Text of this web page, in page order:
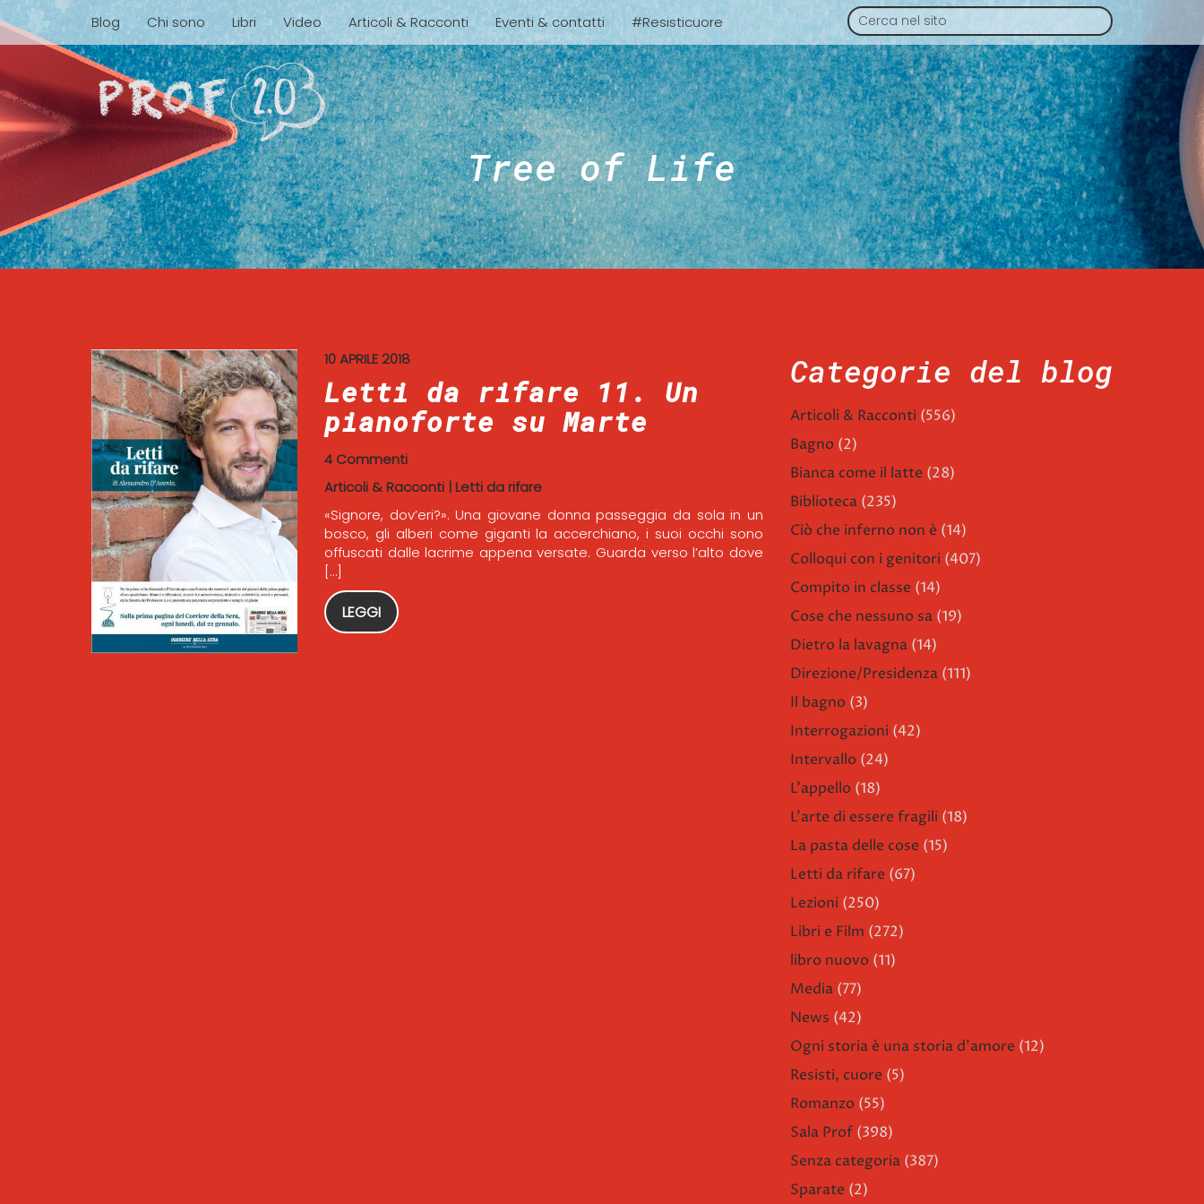
Blog Chi sono Libri Video Articoli & Racconti Eventi & contatti #Resisticuore
Tree of Life
10 APRILE 2018
Letti da rifare 11. Un
pianoforte su Marte
4 Commenti
Articoli & Racconti| Letti da rifare
«Signore, dov’eri?». Una giovane donna passeggia da sola in un
bosco, gli alberi come giganti la accerchiano, i suoi occhi sono
offuscati dalle lacrime appena versate. Guarda verso l’alto dove
[…]
LEGGI
Categorie del blog
Articoli & Racconti (556)
Bagno (2)
Bianca come il latte (28)
Biblioteca (235)
Ciò che inferno non è (14)
Colloqui con i genitori (407)
Compito in classe (14)
Cose che nessuno sa (19)
Dietro la lavagna (14)
Direzione/Presidenza (111)
Il bagno (3)
Interrogazioni (42)
Intervallo (24)
L'appello (18)
L'arte di essere fragili (18)
La pasta delle cose (15)
Letti da rifare (67)
Lezioni (250)
Libri e Film (272)
libro nuovo (11)
Media (77)
News (42)
Ogni storia è una storia d'amore (12)
Resisti, cuore (5)
Romanzo (55)
Sala Prof (398)
Senza categoria (387)
Sparate (2)